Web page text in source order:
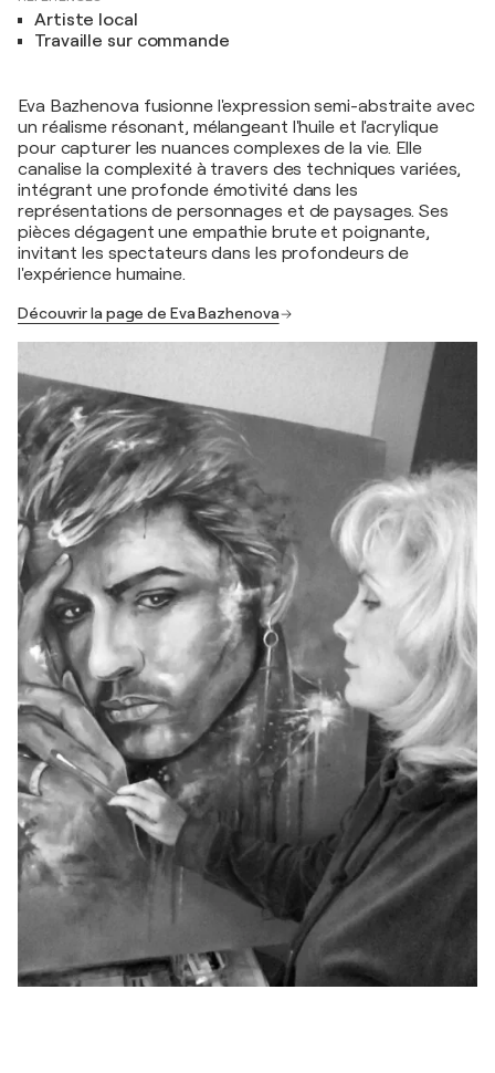
Artiste local
Travaille sur commande
Eva Bazhenova fusionne l'expression semi-abstraite avec
un réalisme résonant, mélangeant l'huile et l'acrylique
pour capturer les nuances complexes de la vie. Elle
canalise la complexité à travers des techniques variées,
intégrant une profonde émotivité dans les
représentations de personnages et de paysages. Ses
pièces dégagent une empathie brute et poignante,
invitant les spectateurs dans les profondeurs de
l'expérience humaine.
Découvrir la page de Eva Bazhenova